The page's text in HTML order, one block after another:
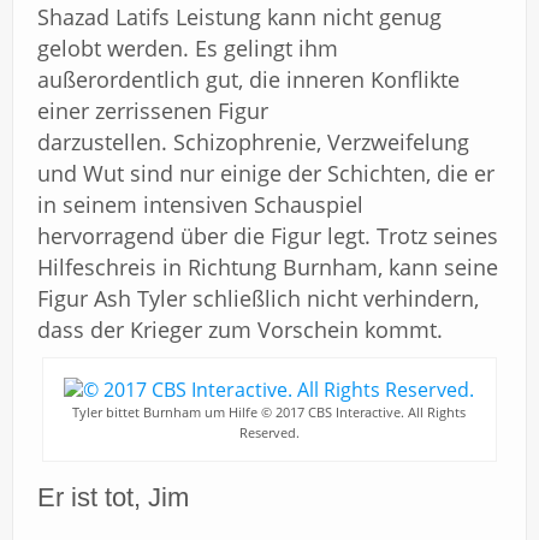
Shazad Latifs Leistung kann nicht genug
gelobt werden. Es gelingt ihm
außerordentlich gut, die inneren Konflikte
einer zerrissenen Figur
darzustellen. Schizophrenie, Verzweifelung
und Wut sind nur einige der Schichten, die er
in seinem intensiven Schauspiel
hervorragend über die Figur legt. Trotz seines
Hilfeschreis in Richtung Burnham, kann seine
Figur Ash Tyler schließlich nicht verhindern,
dass der Krieger zum Vorschein kommt.
Tyler bittet Burnham um Hilfe © 2017 CBS Interactive. All Rights
Reserved.
Er ist tot, Jim